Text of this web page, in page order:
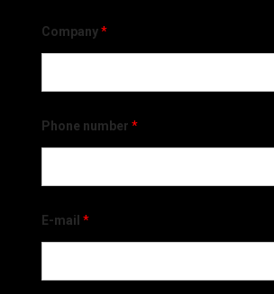
Company*
Phone number *
E-mail *